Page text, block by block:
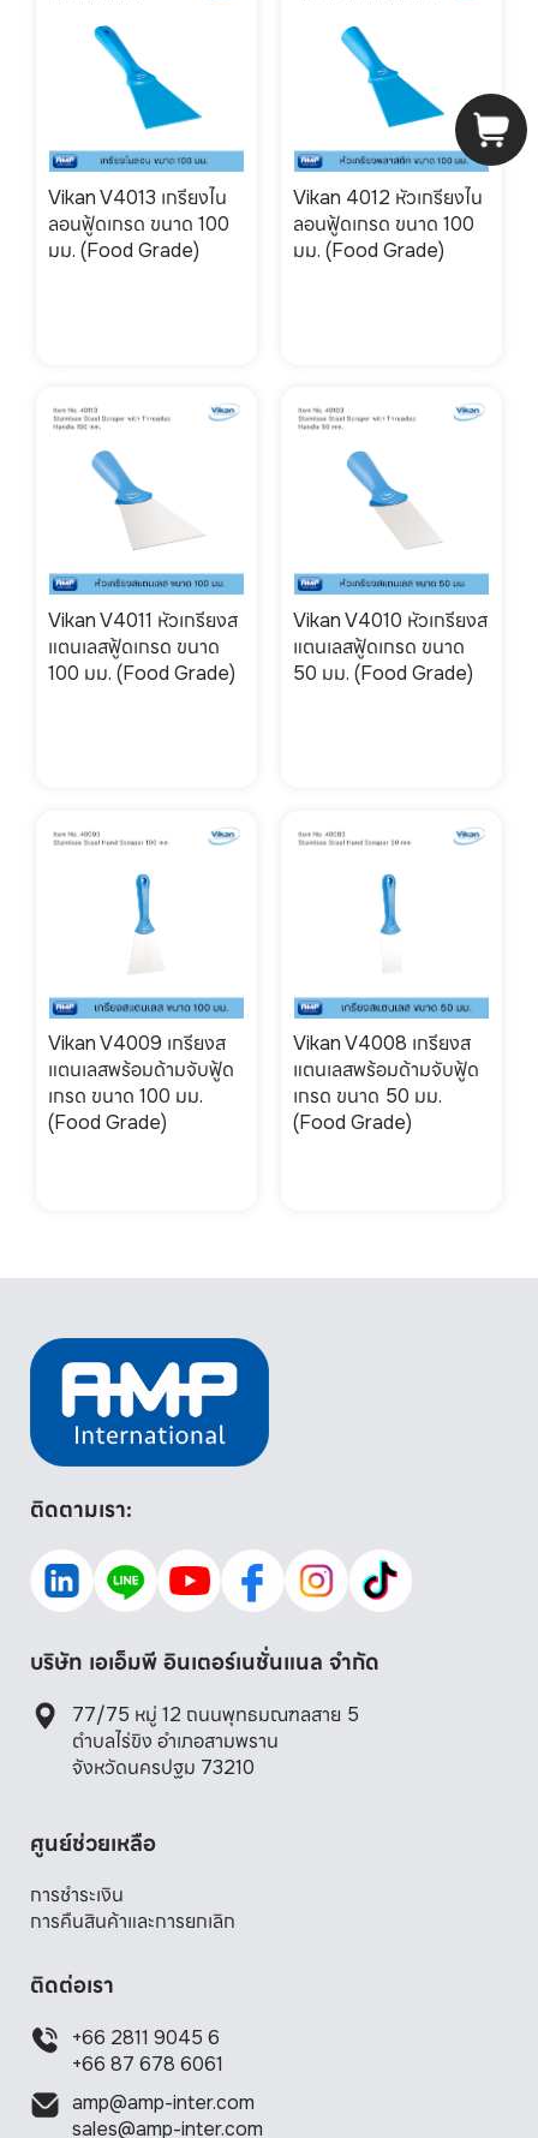
Vikan V4013 เกรียงไน
ลอนฟู้ดเกรด ขนาด 100
มม. (Food Grade)
Vikan 4012 หัวเกรียงไน
ลอนฟู้ดเกรด ขนาด 100
มม. (Food Grade)
Vikan V4011 หัวเกรียงส
แตนเลสฟู้ดเกรด ขนาด
100 มม. (Food Grade)
Vikan V4010 หัวเกรียงส
แตนเลสฟู้ดเกรด ขนาด
50 มม. (Food Grade)
Vikan V4009 เกรียงส
แตนเลสพร้อมด้ามจับฟู้ด
เกรด ขนาด 100 มม.
(Food Grade)
Vikan V4008 เกรียงส
แตนเลสพร้อมด้ามจับฟู้ด
เกรด ขนาด 50 มม.
(Food Grade)
ติดตามเรา:
บริษัท เอเอ็มพี อินเตอร์เนชั่นแนล จำกัด
77/75 หมู่ 12 ถนนพุทธมณฑลสาย 5
ตำบลไร่ขิง อำเภอสามพราน
จังหวัดนครปฐม 73210
ศูนย์ช่วยเหลือ
การชำระเงิน
การคืนสินค้าและการยกเลิก
ติดต่อเรา
+66 2811 9045 6
+66 87 678 6061
amp@amp-inter.com
sales@amp-inter.com